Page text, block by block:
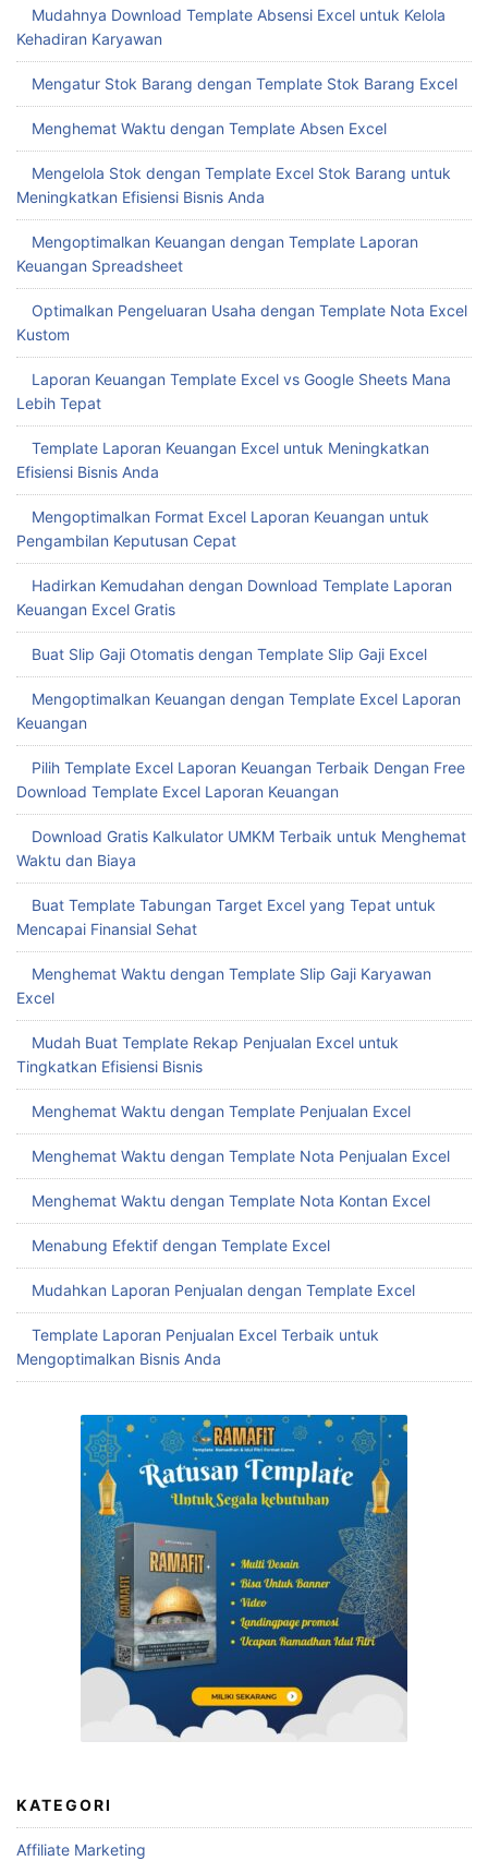
Mudahnya Download Template Absensi Excel untuk Kelola
Kehadiran Karyawan
Mengatur Stok Barang dengan Template Stok Barang Excel
Menghemat Waktu dengan Template Absen Excel
Mengelola Stok dengan Template Excel Stok Barang untuk
Meningkatkan Efisiensi Bisnis Anda
Mengoptimalkan Keuangan dengan Template Laporan
Keuangan Spreadsheet
Optimalkan Pengeluaran Usaha dengan Template Nota Excel
Kustom
Laporan Keuangan Template Excel vs Google Sheets Mana
Lebih Tepat
Template Laporan Keuangan Excel untuk Meningkatkan
Efisiensi Bisnis Anda
Mengoptimalkan Format Excel Laporan Keuangan untuk
Pengambilan Keputusan Cepat
Hadirkan Kemudahan dengan Download Template Laporan
Keuangan Excel Gratis
Buat Slip Gaji Otomatis dengan Template Slip Gaji Excel
Mengoptimalkan Keuangan dengan Template Excel Laporan
Keuangan
Pilih Template Excel Laporan Keuangan Terbaik Dengan Free
Download Template Excel Laporan Keuangan
Download Gratis Kalkulator UMKM Terbaik untuk Menghemat
Waktu dan Biaya
Buat Template Tabungan Target Excel yang Tepat untuk
Mencapai Finansial Sehat
Menghemat Waktu dengan Template Slip Gaji Karyawan
Excel
Mudah Buat Template Rekap Penjualan Excel untuk
Tingkatkan Efisiensi Bisnis
Menghemat Waktu dengan Template Penjualan Excel
Menghemat Waktu dengan Template Nota Penjualan Excel
Menghemat Waktu dengan Template Nota Kontan Excel
Menabung Efektif dengan Template Excel
Mudahkan Laporan Penjualan dengan Template Excel
Template Laporan Penjualan Excel Terbaik untuk
Mengoptimalkan Bisnis Anda
KATEGORI
Affiliate Marketing